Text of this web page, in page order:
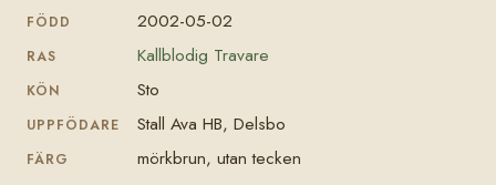
FÖDD 2002-05-02
RAS Kallblodig Travare
KÖN Sto
UPPFÖDARE Stall Ava HB, Delsbo
FÄRG mörkbrun, utan tecken